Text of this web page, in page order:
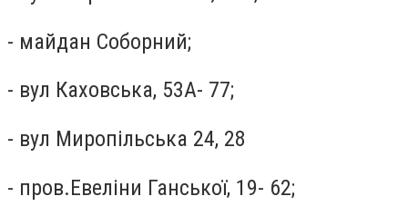
- майдан Соборний;
- вул Каховська, 53А- 77;
- вул Миропільська 24, 28
- пров.Евеліни Ганської, 19- 62;